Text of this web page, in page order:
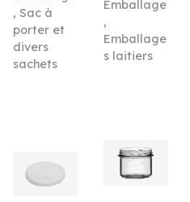
, Sac à
porter et
divers
sachets
Emballage
,
Emballage
s laitiers